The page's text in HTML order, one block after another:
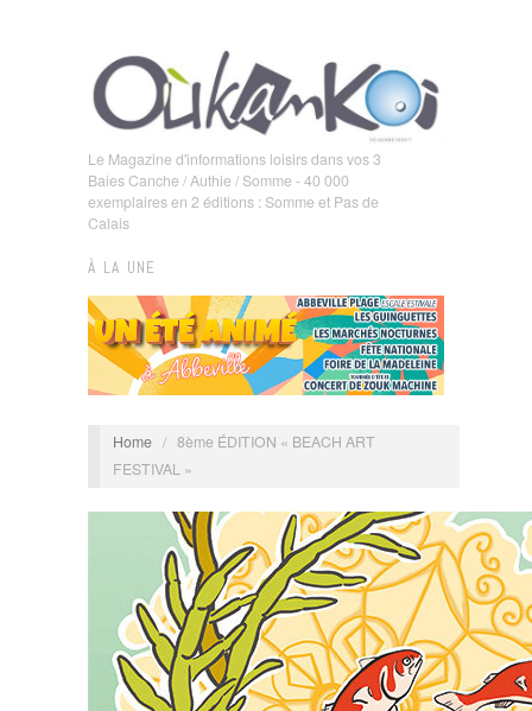
Le Magazine d'informations loisirs dans vos 3
Baies Canche / Authie / Somme - 40 000
exemplaires en 2 éditions : Somme et Pas de
Calais
À LA UNE
Home / 8ème ÉDITION « BEACH ART
FESTIVAL »